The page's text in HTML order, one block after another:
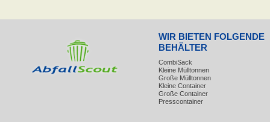
WIR BIETEN FOLGENDE
BEHÄLTER
CombiSack
Kleine Mülltonnen
Große Mülltonnen
Kleine Container
Große Container
Presscontainer